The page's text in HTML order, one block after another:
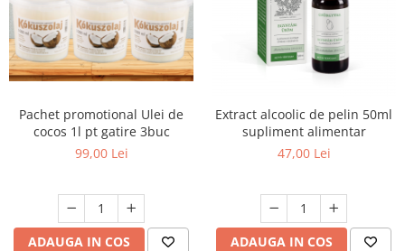
Pachet promotional Ulei de
cocos 1l pt gatire 3buc
99,00 Lei
ADAUGA IN COS
Extract alcoolic de pelin 50ml
supliment alimentar
47,00 Lei
ADAUGA IN COS